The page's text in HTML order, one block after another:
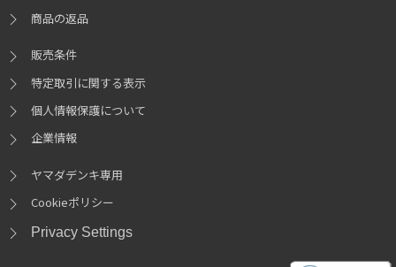
商品の返品
販売条件
特定取引に関する表示
個人情報保護について
企業情報
ヤマダデンキ専用
Cookieポリシー
Privacy Settings